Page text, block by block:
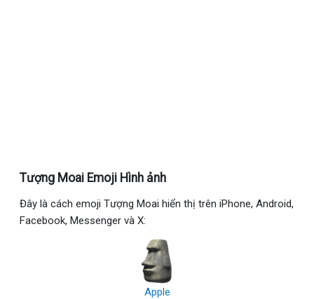
Tượng Moai Emoji Hình ảnh
Đây là cách emoji Tượng Moai hiển thị trên iPhone, Android,
Facebook, Messenger và X:
Apple